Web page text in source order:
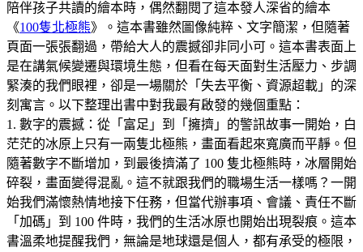
陪伴孩子共讀的繪本時，偶然翻閱了這本發人深省的繪本
《100隻北極熊》。這本書雖然圖像純粹、文字簡潔，但隨著
頁面一張張翻過，帶給大人的震撼卻非同小可。這本書表面上
是在講氣候變遷與環境生態，但看在每天面對生活壓力、步調
緊湊的我們眼裡，卻是一場關於「失去平衡、資源超載」的深
刻寓言。以下整理出書中對我最有啟發的幾個重點：
1. 數字的震撼：從「富足」到「擁擠」的警訊故事一開始，白
茫茫的冰原上只有一兩隻北極熊，畫面看起來寬廣而平靜。但
隨著數字不斷增加，到最後擠滿了 100 隻北極熊時，冰層開始
碎裂，畫面變得混亂。這不就跟我們的職場生活一樣嗎？一開
始我們滿懷熱情地接下任務，但當代辦事項、會議、責任不斷
「加碼」到 100 件時，我們的生活冰原也開始出現裂痕。這本
書溫柔地提醒我們，無論是地球還是個人，都有承受的極限，